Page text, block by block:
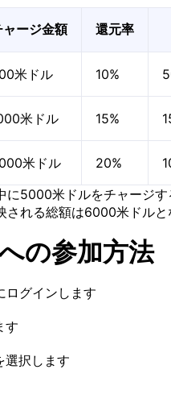
ャージ金額 還元率
米ドル 10%
米ドル 15%
米ドル 20%
に5000米ドルをチャージ
れる総額は6000米ドルと
の参加方法
グインします
す
選択します